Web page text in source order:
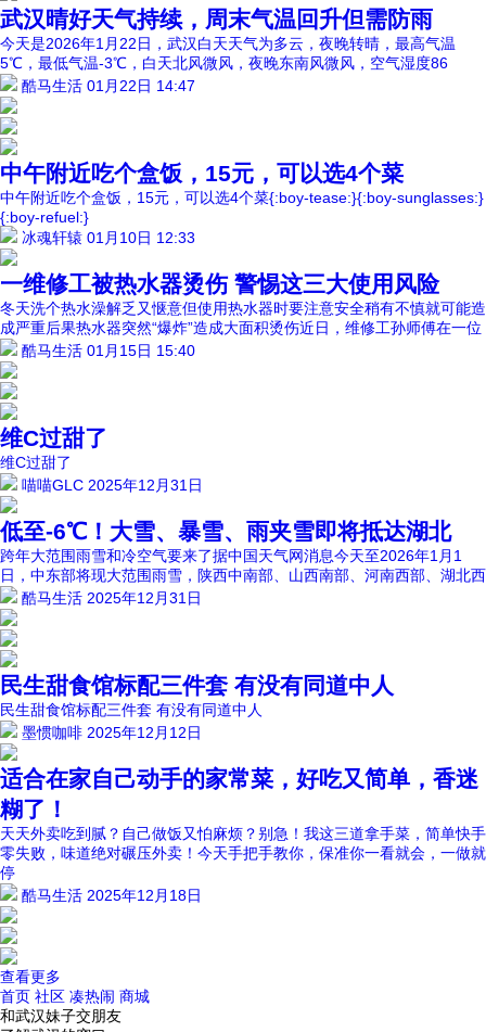
武汉晴好天气持续，周末气温回升但需防雨
今天是2026年1月22日，武汉白天天气为多云，夜晚转晴，最高气温
5℃，最低气温-3℃，白天北风微风，夜晚东南风微风，空气湿度86
酷马生活 01月22日 14:47
中午附近吃个盒饭，15元，可以选4个菜
中午附近吃个盒饭，15元，可以选4个菜{:boy-tease:}{:boy-sunglasses:}
{:boy-refuel:}
冰魂轩辕 01月10日 12:33
一维修工被热水器烫伤 警惕这三大使用风险
冬天洗个热水澡解乏又惬意但使用热水器时要注意安全稍有不慎就可能造
成严重后果热水器突然“爆炸”造成大面积烫伤近日，维修工孙师傅在一位
酷马生活 01月15日 15:40
维C过甜了
维C过甜了
喵喵GLC 2025年12月31日
低至-6℃！大雪、暴雪、雨夹雪即将抵达湖北
跨年大范围雨雪和冷空气要来了据中国天气网消息今天至2026年1月1
日，中东部将现大范围雨雪，陕西中南部、山西南部、河南西部、湖北西
酷马生活 2025年12月31日
民生甜食馆标配三件套 有没有同道中人
民生甜食馆标配三件套 有没有同道中人
墨惯咖啡 2025年12月12日
适合在家自己动手的家常菜，好吃又简单，香迷
糊了！
天天外卖吃到腻？自己做饭又怕麻烦？别急！我这三道拿手菜，简单快手
零失败，味道绝对碾压外卖！今天手把手教你，保准你一看就会，一做就
停
酷马生活 2025年12月18日
查看更多
首页 社区 凑热闹 商城
和武汉妹子交朋友